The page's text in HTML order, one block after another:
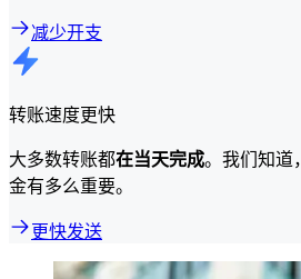
减少开支
转账速度更快
大多数转账都在当天完成。我们知道
金有多么重要。
更快发送